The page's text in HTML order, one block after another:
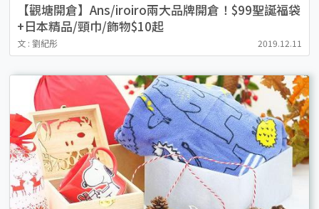
【觀塘開倉】Ans/iroiro兩大品牌開倉！$99聖誕福袋
+日本精品/頸巾/飾物$10起
文 : 劉紀彤 2019.12.11